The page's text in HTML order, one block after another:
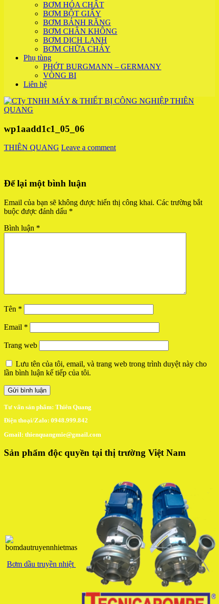
BƠM HÓA CHẤT
BƠM BỘT GIẤY
BƠM BÁNH RĂNG
BƠM CHÂN KHÔNG
BƠM DỊCH LẠNH
BƠM CHỮA CHÁY
Phụ tùng
PHỚT BURGMANN – GERMANY
VÒNG BI
Liên hệ
wp1aadd1c1_05_06
THIÊN QUANG Leave a comment
Để lại một bình luận
Email của bạn sẽ không được hiển thị công khai. Các trường bắt
buộc được đánh dấu *
Bình luận *
Tên *
Email *
Trang web
Lưu tên của tôi, email, và trang web trong trình duyệt này cho
lần bình luận kế tiếp của tôi.
Tư vấn sản phẩm: Thiên Quang
Điện thoại/Zalo: 0948.999.842
Gmail: thienquangmie@gmail.com
Sản phẩm độc quyền tại thị trường Việt Nam
Bơm dầu truyền nhiệt